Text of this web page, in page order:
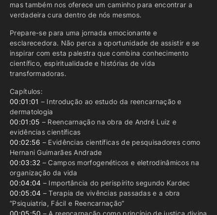
mas também nos oferece um caminho para encontrar a
verdadeira cura dentro de nós mesmos.
Prepare-se para uma jornada emocionante e
esclarecedora. Não perca a oportunidade de assistir e se
inspirar com esta palestra que combina conhecimento
científico, espiritualidade e histórias de vida
transformadoras.
Capítulos:
00:01:01 – Introdução ao estudo da reencarnação e
dermatologia
00:01:05 – Reencarnação na obra de André Luiz e
evidências científicas
00:02:56 – Evidências científicas de pesquisadores como
Hernani Guimarães Andrade
00:03:32 – Campos morfogenéticos e eletrodinâmicos na
organização da vida
00:04:04 – Importância do perispírito segundo Kardec
00:05:04 – Terapia de vivências passadas e a obra
“Psiquiatria, Fácil e Reencarnação”
00:05:50 – A reencarnação como princípio de justiça divina